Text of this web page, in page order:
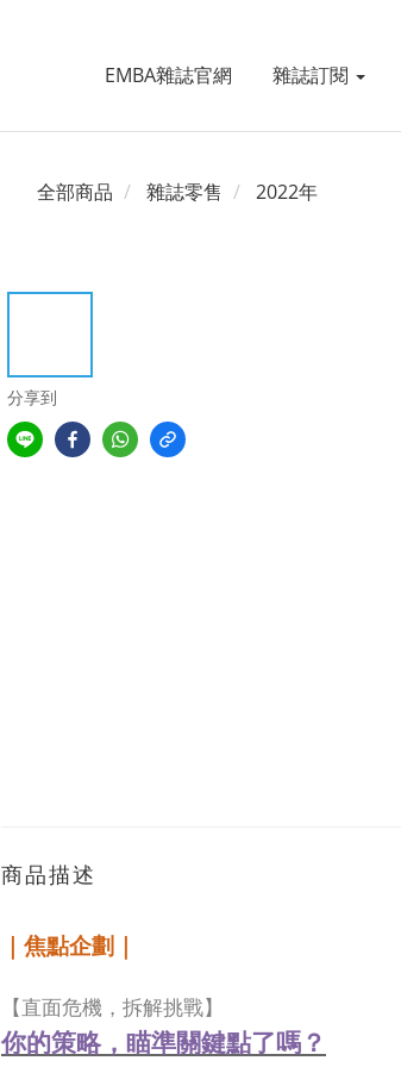
EMBA雜誌官網 雜誌訂閱
全部商品 雜誌零售 2022年
分享到
商品描述
｜焦點企劃｜
【直面危機，拆解挑戰】
你的策略，瞄準關鍵點了嗎？